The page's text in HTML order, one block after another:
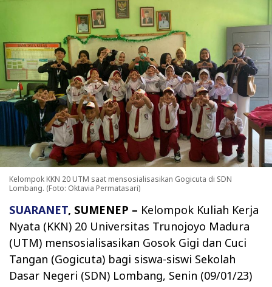
Kelompok KKN 20 UTM saat mensosialisasikan Gogicuta di SDN
Lombang. (Foto: Oktavia Permatasari)
SUARANET, SUMENEP – Kelompok Kuliah Kerja
Nyata (KKN) 20 Universitas Trunojoyo Madura
(UTM) mensosialisasikan Gosok Gigi dan Cuci
Tangan (Gogicuta) bagi siswa-siswi Sekolah
Dasar Negeri (SDN) Lombang, Senin (09/01/23)